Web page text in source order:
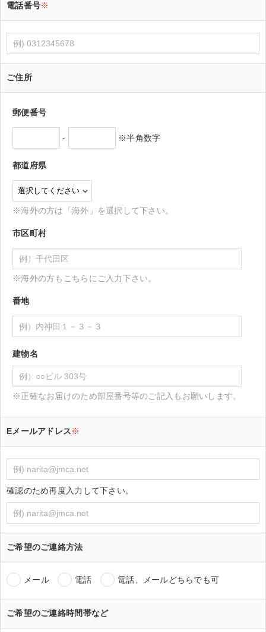
電話番号※
ご住所
郵便番号
- ※半角数字
都道府県
※海外の方は「海外」を選択して下さい。
市区町村
※海外の方もこちらにご入力下さい。
番地
建物名
※正確なお届けのため部屋番号等のご記入もお願いします。
Eメールアドレス※
確認のため再度入力して下さい。
ご希望のご連絡方法
メール 電話 電話、メールどちらでも可
ご希望のご連絡時間帯など